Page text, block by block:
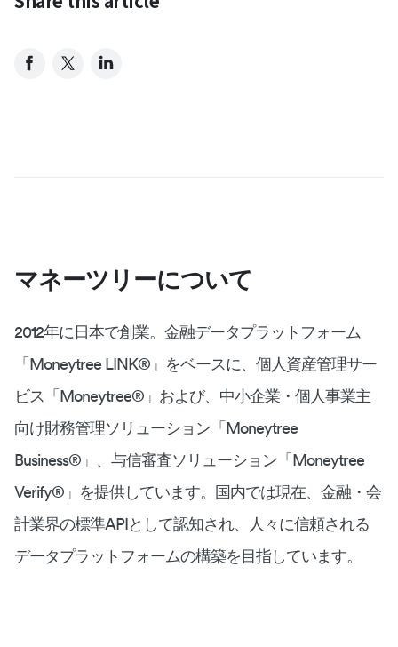
マネーツリーについて
2012年に日本で創業。金融データプラットフォーム
「Moneytree LINK®︎」をベースに、個人資産管理サー
ビス「Moneytree®︎」および、中小企業・個人事業主
向け財務管理ソリューション「Moneytree
Business®︎」、与信審査ソリューション「Moneytree
Verify®︎」を提供しています。国内では現在、金融・会
計業界の標準APIとして認知され、人々に信頼される
データプラットフォームの構築を目指しています。